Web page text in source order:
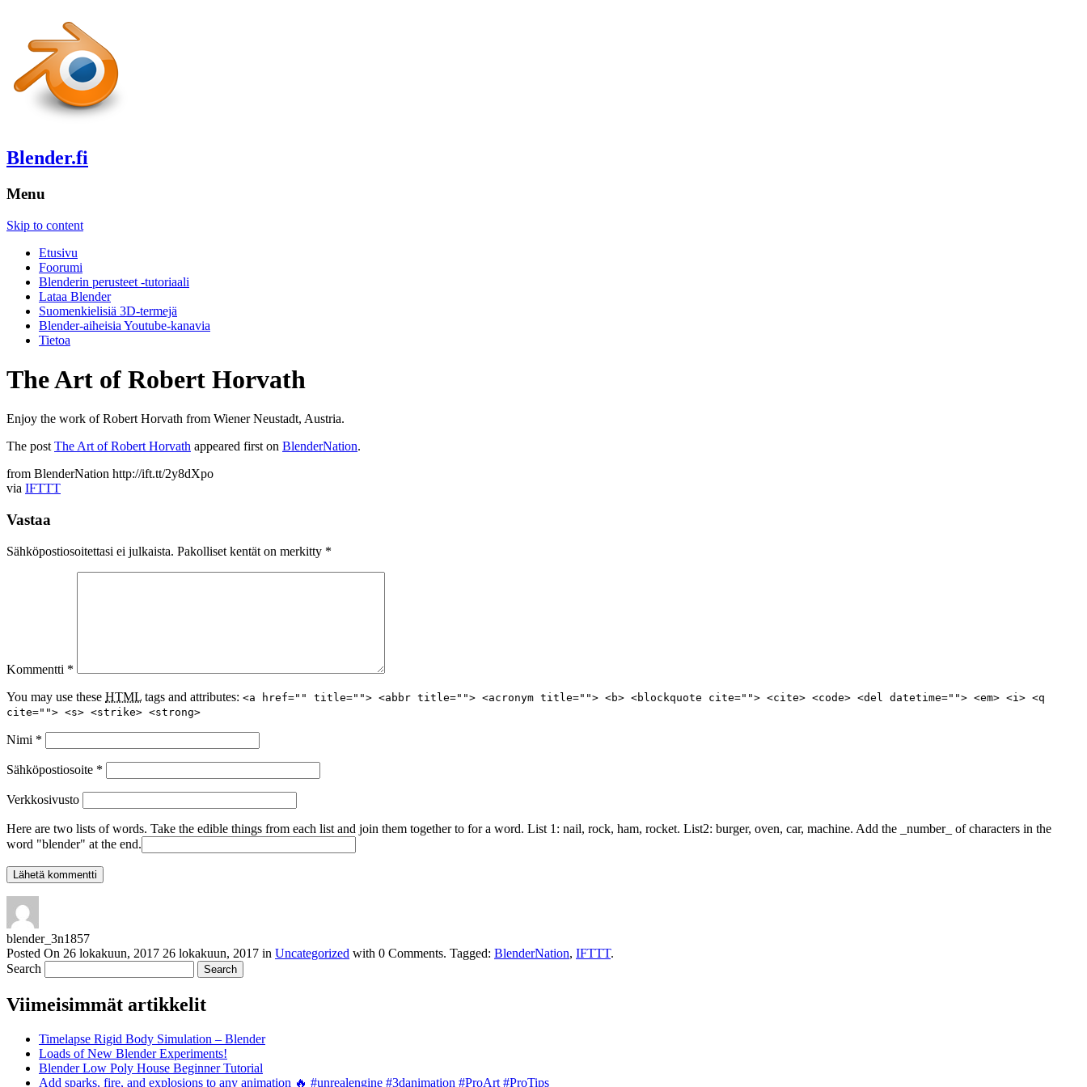
Blender.fi
Menu
Skip to content
Etusivu
Foorumi
Blenderin perusteet -tutoriaali
Lataa Blender
Suomenkielisiä 3D-termejä
Blender-aiheisia Youtube-kanavia
Tietoa
The Art of Robert Horvath
Enjoy the work of Robert Horvath from Wiener Neustadt, Austria.
The postThe Art of Robert Horvath appeared first on BlenderNation.
from BlenderNation http://ift.tt/2y8dXpo
via IFTTT
Vastaa
Sähköpostiosoitettasi ei julkaista. Pakolliset kentät on merkitty *
Kommentti *
You may use these HTML tags and attributes: <a href="" title=""> <abbr title=""> <acronym title=""> <b> <blockquote cite=""> <cite> <code> <del datetime=""> <em> <i> <q
cite=""> <s> <strike> <strong>
Nimi *
Sähköpostiosoite *
Verkkosivusto
Here are two lists of words. Take the edible things from each list and join them together to for a word. List 1: nail, rock, ham, rocket. List2: burger, oven, car, machine. Add the _number_ of characters in the
word "blender" at the end.
blender_3n1857
Posted On 26 lokakuun, 2017 26 lokakuun, 2017 in Uncategorized with 0 Comments. Tagged: BlenderNation, IFTTT.
Search
Viimeisimmät artikkelit
Timelapse Rigid Body Simulation – Blender
Loads of New Blender Experiments!
Blender Low Poly House Beginner Tutorial
Add sparks, fire, and explosions to any animation 🔥 #unrealengine #3danimation #ProArt #ProTips